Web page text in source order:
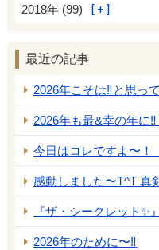
2018年 (99)
最近の記事
2026年こそは‼️と思っ
2026年も最&幸の年に‼️
今日はコレですよ〜！
感動しました〜T^T 真
『ザ・シークレット
2026年のために〜‼️